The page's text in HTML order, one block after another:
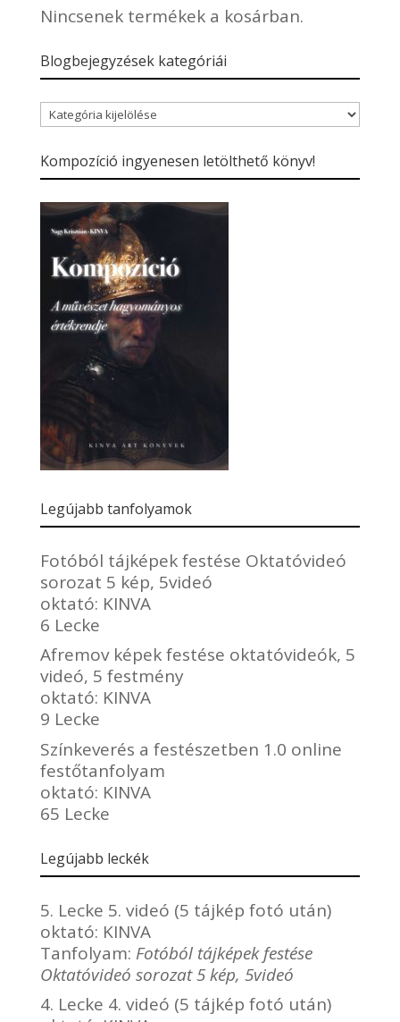
Nincsenek termékek a kosárban.
Blogbejegyzések kategóriái
Blogbejegyzések
kategóriái
Kompozíció ingyenesen letölthető könyv!
Legújabb tanfolyamok
Fotóból tájképek festése Oktatóvideó
sorozat 5 kép, 5videó
oktató: KINVA
6 Lecke
Afremov képek festése oktatóvideók, 5
videó, 5 festmény
oktató: KINVA
9 Lecke
Színkeverés a festészetben 1.0 online
festőtanfolyam
oktató: KINVA
65 Lecke
Legújabb leckék
5. Lecke 5. videó (5 tájkép fotó után)
oktató: KINVA
Tanfolyam: Fotóból tájképek festése
Oktatóvideó sorozat 5 kép, 5videó
4. Lecke 4. videó (5 tájkép fotó után)